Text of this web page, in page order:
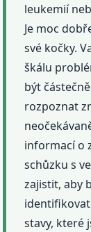
leukemií
Je moc
své kočky.
škálu
být
rozpoznat
informací o
schůzku s
zajistit, aby
stavy, které